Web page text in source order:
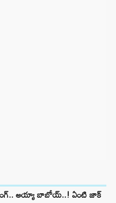
అయ్యా బాబోయ్..! ఏంటి జాక్